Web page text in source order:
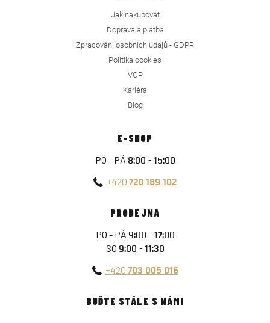
Jak nakupovat
Doprava a platba
Zpracování osobních údajů - GDPR
Politika cookies
VOP
Kariéra
Blog
E-SHOP
PO - PÁ 8:00 - 15:00
+420 720 189 102
PRODEJNA
PO - PÁ 9:00 - 17:00
SO 9:00 - 11:30
+420 703 005 016
BUĎTE STÁLE S NÁMI